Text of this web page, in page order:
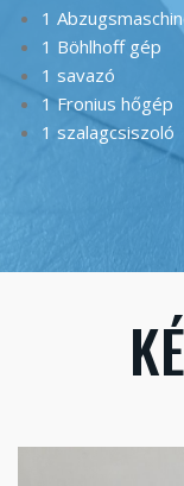
1
1 Böhlhoff gép
1 savazó
1 Fronius hőgép
1 szalagcsiszoló